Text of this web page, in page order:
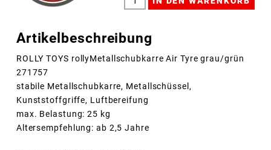
Artikelbeschreibung
ROLLY TOYS rollyMetallschubkarre Air Tyre grau/grün
271757
stabile Metallschubkarre, Metallschüssel,
Kunststoffgriffe, Luftbereifung
max. Belastung: 25 kg
Altersempfehlung: ab 2,5 Jahre